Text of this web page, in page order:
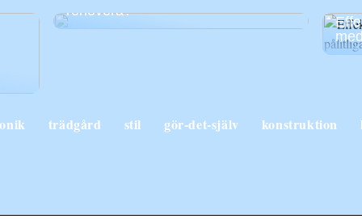
renovera?
trädgård stil gör-det-själv konstruktion